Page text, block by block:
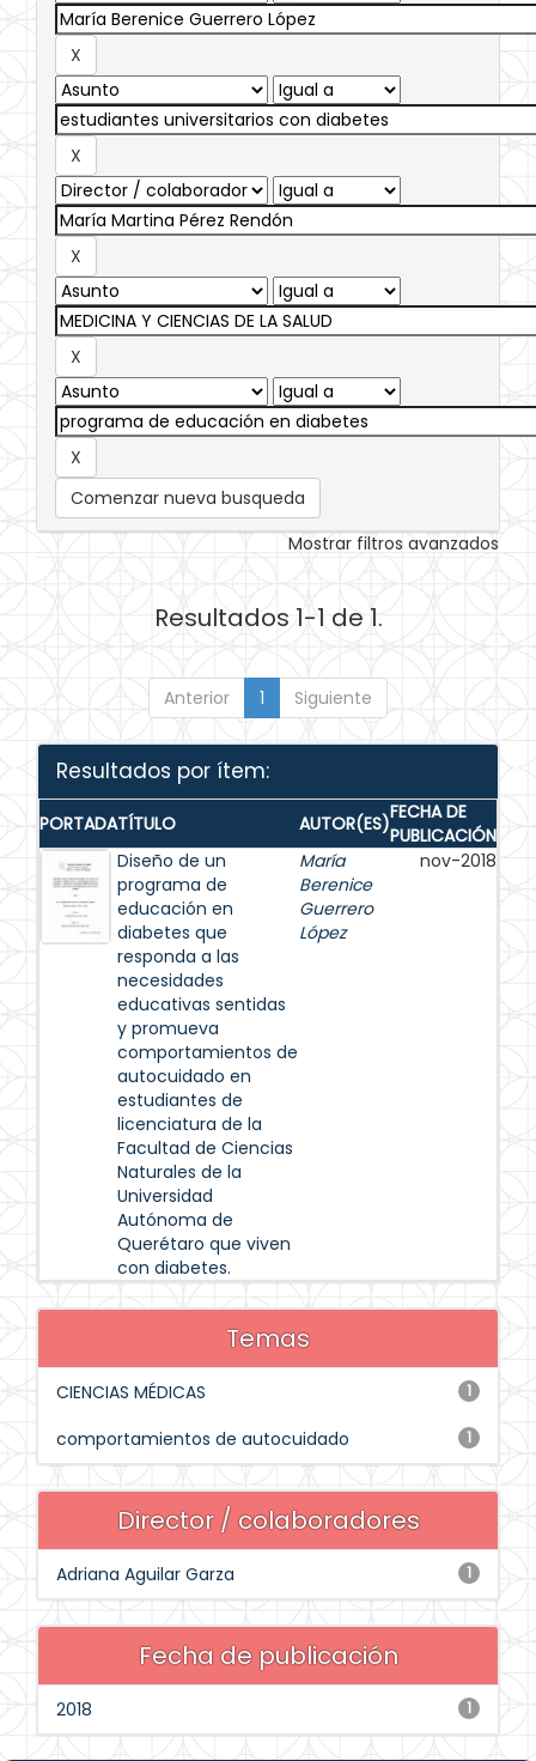
Comenzar nueva busqueda
Mostrar filtros avanzados
Resultados 1-1 de 1.
Anterior 1 Siguiente
Resultados por ítem:
PORTADATÍTULO AUTOR(ES)FECHA DE
PUBLICACIÓN
Diseño de un
programa de
educación en
diabetes que
responda a las
necesidades
educativas sentidas
y promueva
comportamientos de
autocuidado en
estudiantes de
licenciatura de la
Facultad de Ciencias
Naturales de la
Universidad
Autónoma de
Querétaro que viven
con diabetes.
María
Berenice
Guerrero
López
nov-2018
Temas
1
CIENCIAS MÉDICAS
1
comportamientos de autocuidado
Director / colaboradores
1
Adriana Aguilar Garza
Fecha de publicación
1
2018